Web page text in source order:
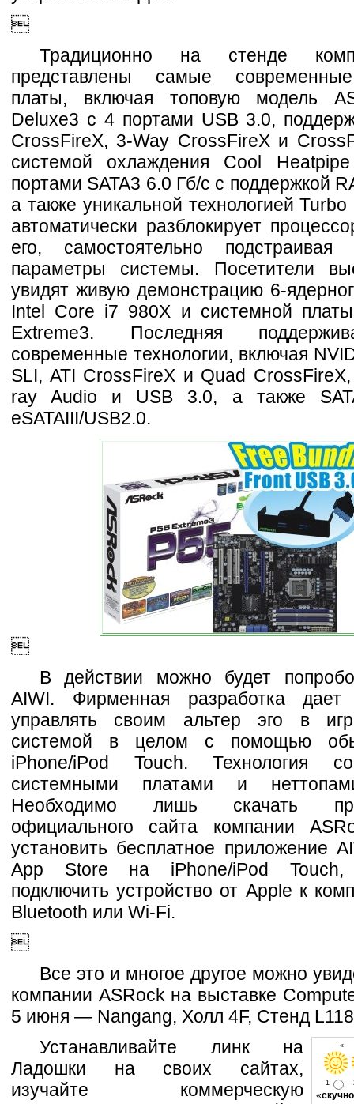

Традиционно на стенде
представлены самые
платы, включая топовую модель
Deluxe3 с 4 портами USB 3.0,
CrossFireX, 3-Way CrossFireX и
системой охлаждения Cool
портами SATA3 6.0 Гб/с с поддержкой
а также уникальной технологией Turbo
автоматически разблокирует
его, самостоятельно подстраивая
параметры системы. Посетители
увидят живую демонстрацию 6-
Intel Core i7 980X и системной
Extreme3. Последняя
современные технологии, включая
SLI, ATI CrossFireX и Quad
ray Audio и USB 3.0, а также
eSATAIII/USB2.0.

В действии можно будет
AIWI. Фирменная разработка дает
управлять своим альтер эго в
системой в целом с помощью
iPhone/iPod Touch. Технология
системными платами и
Необходимо лишь скачать
официального сайта компании
установить бесплатное приложение
App Store на iPhone/iPod Touch,
подключить устройство от Apple к
Bluetooth или Wi-Fi.

Все это и многое другое можно
компании ASRock на выставке
5 июня — Nangang, Холл 4F, Стенд
- «
1
«скучно
Устанавливайте линк на
Ладошки на своих сайтах,
изучайте коммерческую